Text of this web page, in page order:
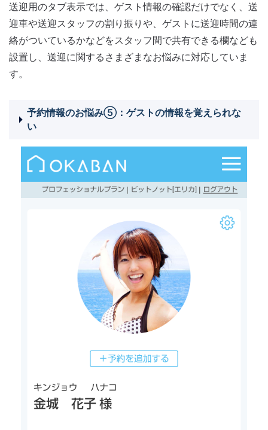
送迎用のタブ表示では、ゲスト情報の確認だけでなく、送
迎車や送迎スタッフの割り振りや、ゲストに送迎時間の連
絡がついているかなどをスタッフ間で共有できる欄なども
設置し、送迎に関するさまざまなお悩みに対応していま
す。
予約情報のお悩み⑤：ゲストの情報を覚えられな
い